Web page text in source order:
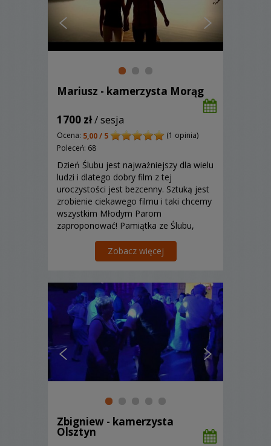
Mariusz - kamerzysta Morąg
1700 zł/ sesja
Ocena: 5,00 / 5
(1 opinia)
Poleceń: 68
Dzień Ślubu jest najważniejszy dla wielu
ludzi i dlatego dobry film z tej
uroczystości jest bezcenny. Sztuką jest
zrobienie ciekawego filmu i taki chcemy
wszystkim Młodym Parom
zaproponować! Pamiątka ze Ślubu,
Zobacz więcej
Zbigniew - kamerzysta
Olsztyn